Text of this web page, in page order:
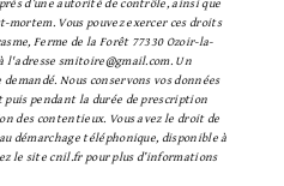
mortem. Vous pouvez exercer ces droits
Ferme de la Forêt 77330 Ozoir-la-
smitoire@gmail.com. Un
Nous conservons vos données
pendant la durée de prescription
des contentieux. Vous avez le droit de
démarchage téléphonique, disponible à
le site cnil.fr pour plus d’informations